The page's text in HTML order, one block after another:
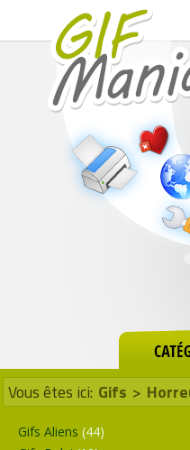
Vous êtes ici: Gifs >
Gifs Aliens (44)